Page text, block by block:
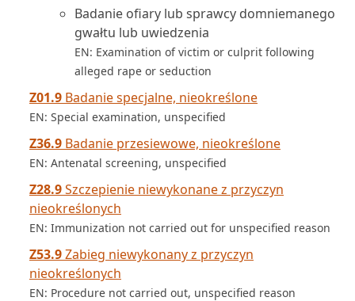
Badanie ofiary lub sprawcy domniemanego
gwałtu lub uwiedzenia
EN: Examination of victim or culprit following
alleged rape or seduction
Z01.9 Badanie specjalne, nieokreślone
EN: Special examination, unspecified
Z36.9 Badanie przesiewowe, nieokreślone
EN: Antenatal screening, unspecified
Z28.9Szczepienie niewykonane z przyczyn
nieokreślonych
EN: Immunization not carried out for unspecified reason
Z53.9Zabieg niewykonany z przyczyn
nieokreślonych
EN: Procedure not carried out, unspecified reason